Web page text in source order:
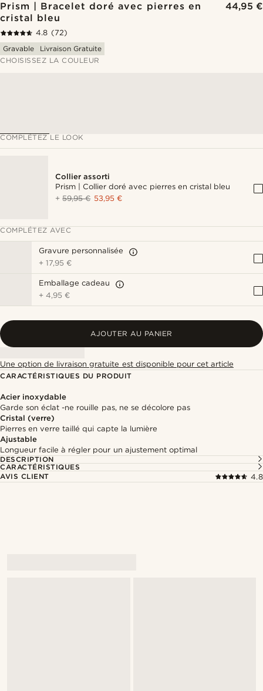
Prism | Bracelet doré avec pierres en
cristal bleu
44,95 €
4.8 (72)
Gravable
Livraison Gratuite
CHOISISSEZ LA COULEUR
COMPLÉTEZ LE LOOK
Collier assorti
Prism | Collier doré avec pierres en cristal bleu
+59,95 € 53,95 €
COMPLÉTEZ AVEC
Gravure personnalisée
+17,95 €
Emballage cadeau
+4,95 €
AJOUTER AU PANIER
Une option de livraison gratuite est disponible pour cet article
CARACTÉRISTIQUES DU PRODUIT
Acier inoxydable
Garde son éclat -ne rouille pas, ne se décolore pas
Cristal (verre)
Pierres en verre taillé qui capte la lumière
Ajustable
Longueur facile à régler pour un ajustement optimal
DESCRIPTION
CARACTÉRISTIQUES
AVIS CLIENT
4.8